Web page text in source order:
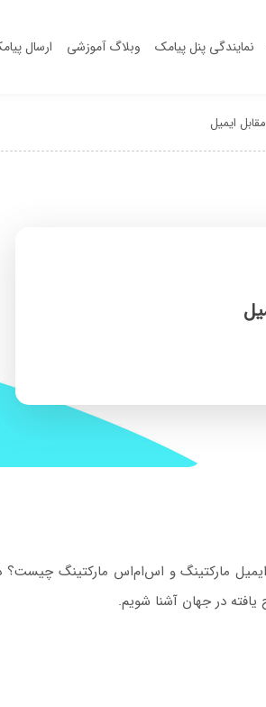
نمایندگی پنل پیامک وبلاگ آموزشی ارسال
یافته در جهان آشنا شویم.